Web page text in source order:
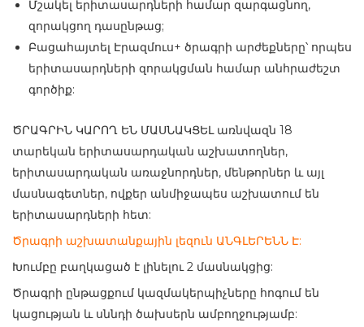
Մշակել երիտասարդների համար զարգացնող,
զորակցող դասընթաց;
Բացահայտել Էրազմուս+ ծրագրի արժեքները՝ որպես
երիտասարդների զորակցման համար անհրաժեշտ
գործիք:
ԾՐԱԳՐԻՆ ԿԱՐՈՂ ԵՆ ՄԱՍՆԱԿՑԵԼ առնվազն 18
տարեկան երիտասարդական աշխատողներ,
երիտասարդական առաջնորդներ, մենթորներ և այլ
մասնագետներ, ովքեր անմիջապես աշխատում են
երիտասարդների հետ:
Ծրագրի աշխատանքային լեզուն ԱՆԳԼԵՐԵՆՆ Է:
Խումբը բաղկացած է լինելու 2 մասնակցից:
Ծրագրի ընթացքում կազմակերպիչները հոգում են
կացության և սննդի ծախսերն ամբողջությամբ: